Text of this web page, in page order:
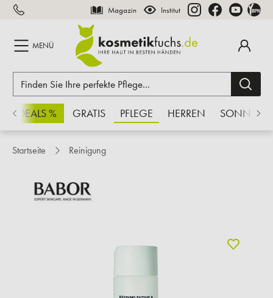
springen Magazin Institut
MENÜ
% GRATIS PFLEGE HERREN SONNE
Startseite Reinigung